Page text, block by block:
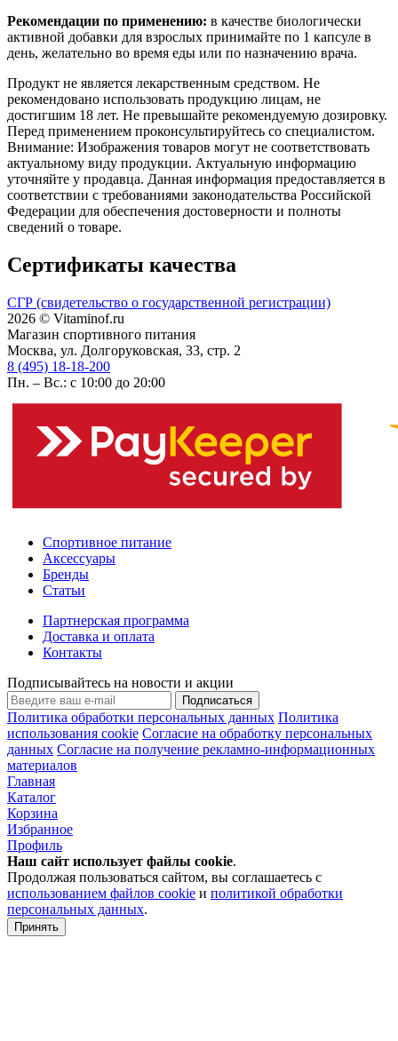
Рекомендации по применению: в качестве биологически
активной добавки для взрослых принимайте по 1 капсуле в
день, желательно во время еды или по назначению врача.
Продукт не является лекарственным средством. Не
рекомендовано использовать продукцию лицам, не
достигшим 18 лет. Не превышайте рекомендуемую дозировку.
Перед применением проконсультируйтесь со специалистом.
Внимание: Изображения товаров могут не соответствовать
актуальному виду продукции. Актуальную информацию
уточняйте у продавца. Данная информация предоставляется в
соответствии с требованиями законодательства Российской
Федерации для обеспечения достоверности и полноты
сведений о товаре.
Сертификаты качества
СГР (свидетельство о государственной регистрации)
2026 © Vitaminof.ru
Магазин спортивного питания
Москва, ул. Долгоруковская, 33, стр. 2
8 (495) 18-18-200
Пн. – Вс.: с 10:00 до 20:00
Спортивное питание
Аксессуары
Бренды
Статьи
Партнерская программа
Доставка и оплата
Контакты
Подписывайтесь на новости и акции
Подписаться
Политика обработки персональных данных Политика
использования cookie Согласие на обработку персональных
данных Согласие на получение рекламно-информационных
материалов
Главная
Каталог
Корзина
Избранное
Профиль
Наш сайт использует файлы cookie.
Продолжая пользоваться сайтом, вы соглашаетесь с
использованием файлов cookie и политикой обработки
персональных данных.
Принять